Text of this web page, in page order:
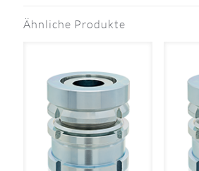
Ähnliche Produkte